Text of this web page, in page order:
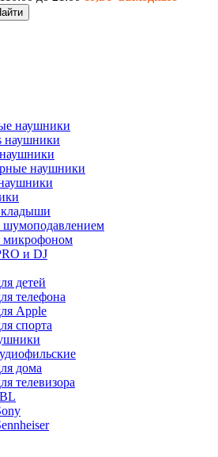
наушники
наушники
наушники
и DJ
детей
телефона
Apple
спорта
дома
телевизора